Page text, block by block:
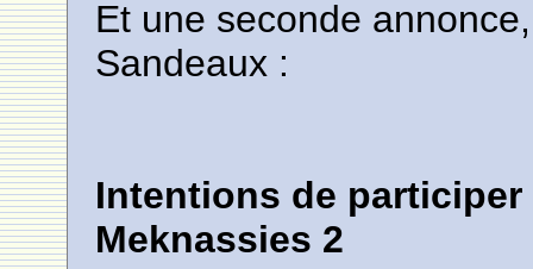
Et une seconde
Sandeaux :
Intentions de
Meknassies 2